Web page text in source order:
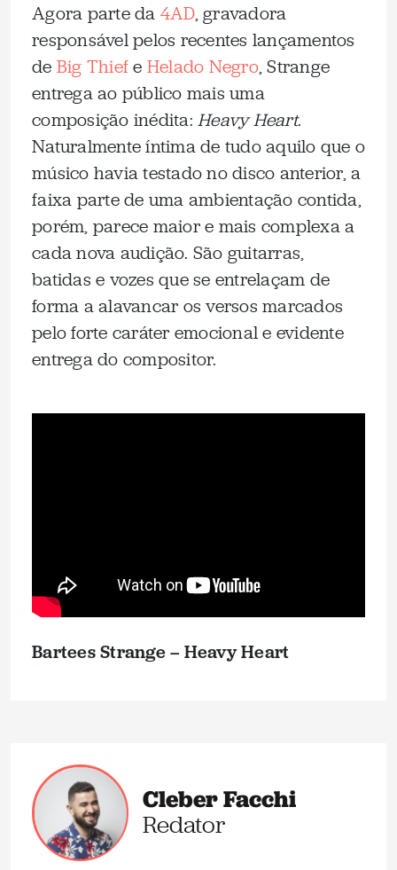
Agora parte da 4AD, gravadora
responsável pelos recentes lançamentos
de Big Thiefe Helado Negro, Strange
entrega ao público mais uma
composição inédita: Heavy Heart.
Naturalmente íntima de tudo aquilo que o
músico havia testado no disco anterior, a
faixa parte de uma ambientação contida,
porém, parece maior e mais complexa a
cada nova audição. São guitarras,
batidas e vozes que se entrelaçam de
forma a alavancar os versos marcados
pelo forte caráter emocional e evidente
entrega do compositor.
Bartees Strange – Heavy Heart
Cleber Facchi
Redator